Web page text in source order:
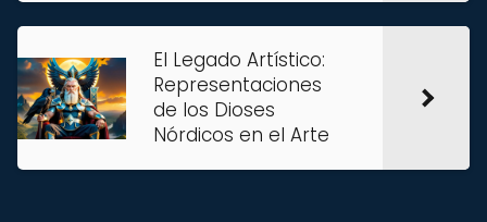
El Legado Artístico:
Representaciones
de los Dioses
Nórdicos en el Arte